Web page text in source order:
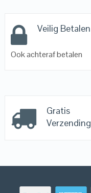
Veilig Betalen
Ook achteraf betalen
Gratis
Verzending